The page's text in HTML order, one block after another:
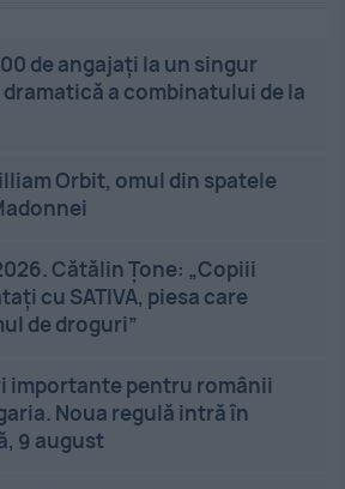
de angajați la un singur
a combinatului de la
Orbit, omul din spatele
Cătălin Țone: „Copiii
cu SATIVA, piesa care
de droguri”
importante pentru românii
Noua regulă intră în
9 august